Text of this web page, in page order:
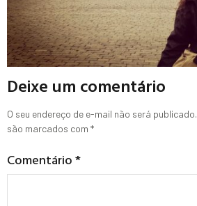
Deixe um comentário
O seu endereço de e-mail não será publicado.
são marcados com *
Comentário*